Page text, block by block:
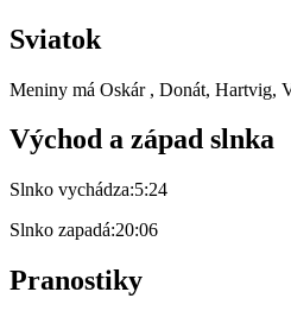
Sviatok
Meniny má Oskár , Donát, Hartvig,
Východ a západ slnka
Slnko vychádza:5:24
Slnko zapadá:20:06
Pranostiky